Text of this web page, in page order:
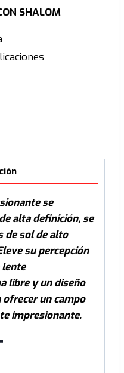
SHALOM
se
alta definición, se
de sol de alto
su percepción
lente
libre y un diseño
ofrecer un campo
impresionante.